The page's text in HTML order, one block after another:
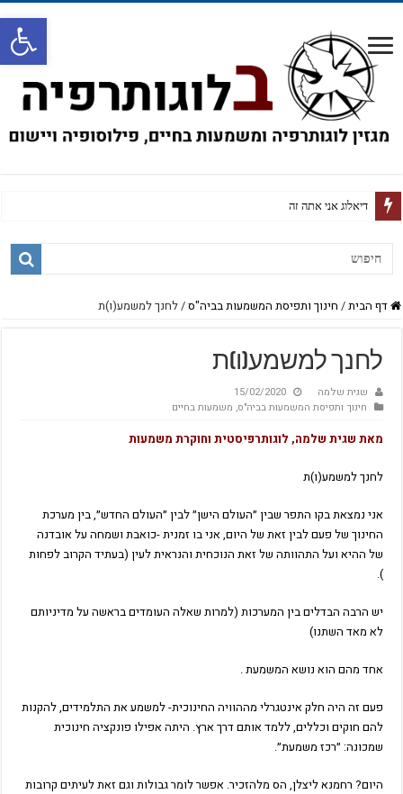
על חז
דף הבית/ חינוך ותפיסת המשמעות בביה"ס/לחנך למשמע(ו)ת
לחנך למשמע(ו)ת
שגית שלמה
15/02/2020
חינוך ותפיסת המשמעות בביה"ס, משמעות בחיים
מאת שגית שלמה, לוגותרפיסטית וחוקרת משמעות
לחנך למשמע(ו)ת
אני נמצאת בקו התפר שבין ״העולם הישן״ לבין ״העולם החדש״, בין מערכת
החינוך של פעם לבין זאת של היום, אני בו זמנית -כואבת ושמחה על אובדנה
של ההיא ועל התהוותה של זאת הנוכחית והנראית לעין (בעתיד הקרוב לפחות
).
יש הרבה הבדלים בין המערכות (למרות שאלה העומדים בראשה על מדיניותם
לא מאד השתנו)
אחד מהם הוא נושא המשמעת .
פעם זה היה חלק אינטגרלי מההוויה החינוכית- למשמע את התלמידים, להקנות
להם חוקים וכללים, ללמד אותם דרך ארץ. היתה אפילו פונקציה חינוכית
שמכונה: ״רכז משמעת״.
היום? רחמנא ליצלן, הס מלהזכיר. אפשר לומר גבולות וגם זאת לעיתים קרובות